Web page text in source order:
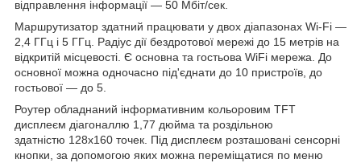
відправлення інформації — 50 Мбіт/сек.
Маршрутизатор здатний працювати у двох діапазонах Wi-Fi —
2,4 ГГц і 5 ГГц. Радіус дії бездротової мережі до 15 метрів на
відкритій місцевості. Є основна та гостьова WiFi мережа. До
основної можна одночасно під'єднати до 10 пристроїв, до
гостьової — до 5.
Роутер обладнаний інформативним кольоровим TFT
дисплеєм діагоналлю 1,77 дюйма та роздільною
здатністю 128x160 точек. Під дисплеєм розташовані сенсорні
кнопки, за допомогою яких можна переміщатися по меню